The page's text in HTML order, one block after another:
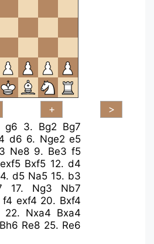
g6 3. Bg2 Bg7
d6 6. Nge2 e5
Ne8 9. Be3 f5
exf5 Bxf5 12.d4
d5 Na5 15. b3
17. Ng3
Nb7
f4 exf4 20. Bxf4
22. Nxa4 Bxa4
Bh6 Re8 25. Re6